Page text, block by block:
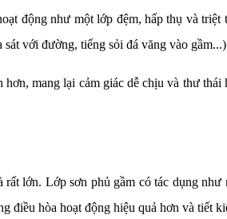
động như một lớp đệm, hấp thụ và triệt
với đường, tiếng sỏi đá văng vào
hơn, mang lại cảm giác dễ chịu và thư thái
lớn. Lớp sơn phủ gầm có tác dụng như
điều hòa hoạt động hiệu quả hơn và tiết